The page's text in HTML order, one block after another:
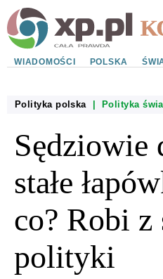
WIADOMOŚCI POLSKA
Polityka polska| Polityka
Sędziowie
stałe
co? Robi z
polityki